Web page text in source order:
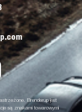
Brenderup jest
są znakami towarowymi